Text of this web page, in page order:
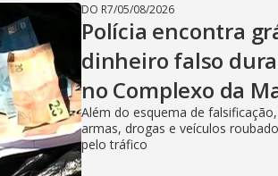
DO R7/05/08/2026
Polícia encontra
dinheiro falso
no Complexo da
Além do esquema de
armas, drogas e veículos
pelo tráfico